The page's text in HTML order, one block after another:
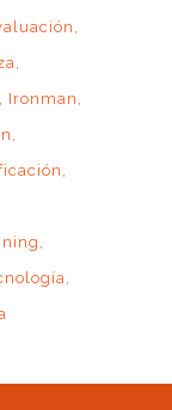
Ironman